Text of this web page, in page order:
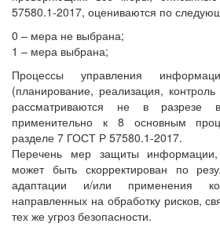
57580.1-2017, оцениваются по
0 – мера не выбрана;
1 – мера выбрана;
Процессы управления
(планирование, реализация,
рассматриваются не в разрезе
применительно к 8 основным
разделе 7 ГОСТ Р 57580.1-2017.
Перечень мер защиты
может быть скорректирован по
адаптации и/или применения
направленных на обработку рисков,
тех же угроз безопасности.